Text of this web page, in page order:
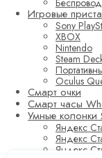
Игровые
Sony
XBOX
Nintendo
Steam
Oculus
Смарт очки
Смарт часы
Умные колонки
Яндекс
Яндекс
Яндекс